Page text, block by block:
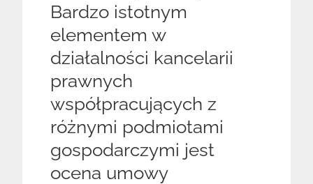
Bardzo istotnym
elementem w
działalności kancelarii
prawnych
współpracujących z
różnymi podmiotami
gospodarczymi jest
ocena umowy